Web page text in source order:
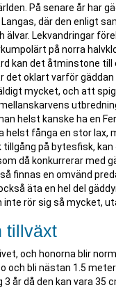
På senare år har
där den enligt
älvar. Lekvandringar
på norra
kan det åtminstone till
det oklart varför
mycket, och att
helst kanske ha en
helst fånga en stor lax,
på bytesfisk,
då konkurrerar med
finnas en omvänd
äta en hel del
inte rör sig så mycket,
tillväxt
och honorna blir
och bli nästan 1.5
år då den kan vara 35